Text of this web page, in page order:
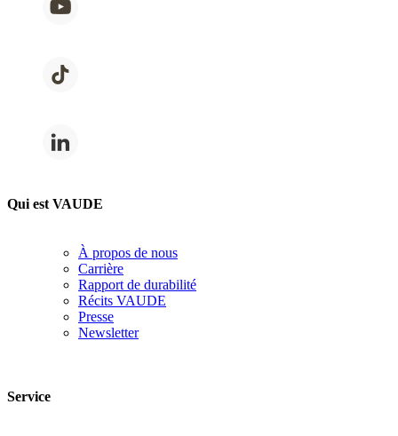
Qui est VAUDE
À propos de nous
Carrière
Rapport de durabilité
Récits VAUDE
Presse
Newsletter
Service